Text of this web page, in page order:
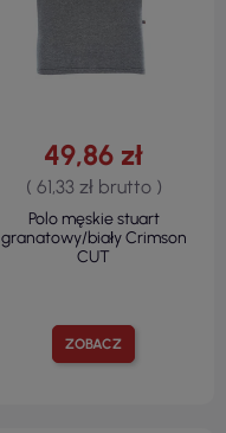
ZOBACZ
49,86 zł
( 61,33 zł brutto )
Polo męskie stuart
granatowy/biały Crimson
CUT